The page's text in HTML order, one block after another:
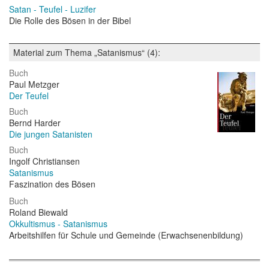
Satan - Teufel - Luzifer
Die Rolle des Bösen in der Bibel
Material zum Thema „Satanismus“ (4):
Buch
Paul Metzger
Der Teufel
Buch
Bernd Harder
Die jungen Satanisten
Buch
Ingolf Christiansen
Satanismus
Faszination des Bösen
Buch
Roland Biewald
Okkultismus - Satanismus
Arbeitshilfen für Schule und Gemeinde (Erwachsenenbildung)